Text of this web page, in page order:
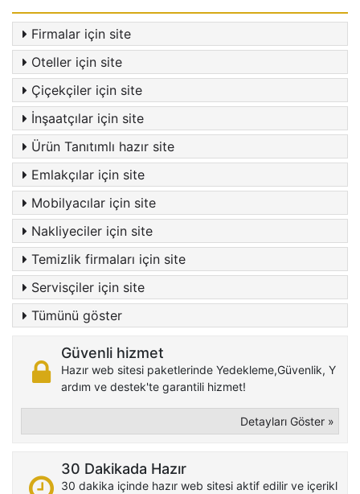
Firmalar için site
Oteller için site
Çiçekçiler için site
İnşaatçılar için site
Ürün Tanıtımlı hazır site
Emlakçılar için site
Mobilyacılar için site
Nakliyeciler için site
Temizlik firmaları için site
Servisçiler için site
Tümünü göster
Güvenli hizmet
Hazır web sitesi paketlerinde Yedekleme,Güvenlik, Y
ardım ve destek'te garantili hizmet!
Detayları Göster »
30 Dakikada Hazır
30 dakika içinde hazır web sitesi aktif edilir ve içerikl